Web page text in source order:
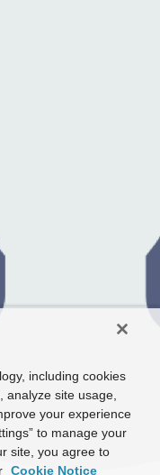
including cookies
site usage,
your experience
to manage your
site, you agree to
Cookie Notice